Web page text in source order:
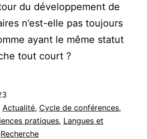
du développement de
n’est-elle pas toujours
ayant le même statut
tout court ?
Actualité, Cycle de conférences,
pratiques, Langues et
Recherche